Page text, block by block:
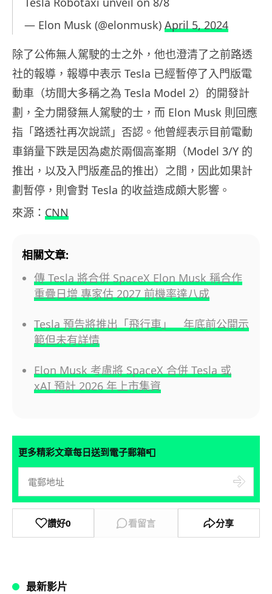
— Elon Musk (@elonmusk) April 5, 2024
除了公佈無人駕駛的士之外，他也澄清了之前路透
社的報導，報導中表示 Tesla 已經暫停了入門版電
動車（坊間大多稱之為 Tesla Model 2）的開發計
劃，全力開發無人駕駛的士，而 Elon Musk 則回應
指「路透社再次說謊」否認。他曾經表示目前電動
車銷量下跌是因為處於兩個高峯期（Model 3/Y 的
推出，以及入門版產品的推出）之間，因此如果計
劃暫停，則會對 Tesla 的收益造成頗大影響。
來源： CNN
相關文章:
傳 Tesla 將合併 SpaceX Elon Musk 稱合作
重疊日增 專家估 2027 前機率達八成
Tesla 預告將推出「飛行車」 年底前公開示
範但未有詳情
Elon Musk 考慮將 SpaceX 合併 Tesla 或
xAI 預計 2026 年上市集資
更多精彩文章每日送到電子郵箱📮
讚好0 看留言 分享
最新影片